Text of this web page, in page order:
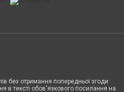
без отримання попередньої згоди
в тексті обов'язкового посилання на